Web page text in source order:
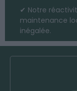
✔ Notre
maintenance
inégalée.